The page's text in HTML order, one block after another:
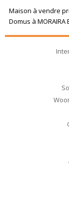
Maison à vendre
Domus à MORAIRA